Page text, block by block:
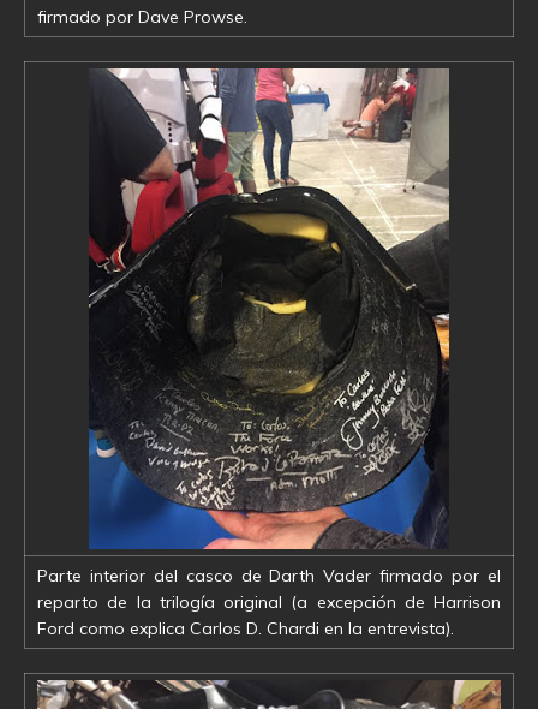
firmado por Dave Prowse.
Parte interior del casco de Darth Vader firmado por el
reparto de la trilogía original (a excepción de Harrison
Ford como explica Carlos D. Chardi en la entrevista).